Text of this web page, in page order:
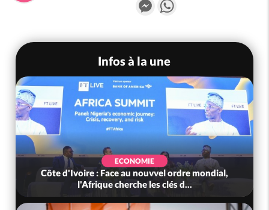
Infos à la une
ECONOMIE
Côte d'Ivoire : Face au nouvvel ordre mondial,
l'Afrique cherche les clés d...